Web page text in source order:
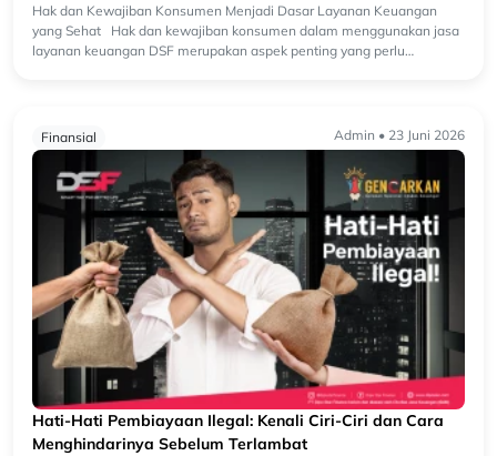
Hak dan Kewajiban Konsumen Menjadi Dasar Layanan Keuangan
yang Sehat Hak dan kewajiban konsumen dalam menggunakan jasa
layanan keuangan DSF merupakan aspek penting yang perlu
Finansial Admin • 23 Juni 2026
Hati-Hati Pembiayaan Ilegal: Kenali Ciri-Ciri dan Cara
Menghindarinya Sebelum Terlambat